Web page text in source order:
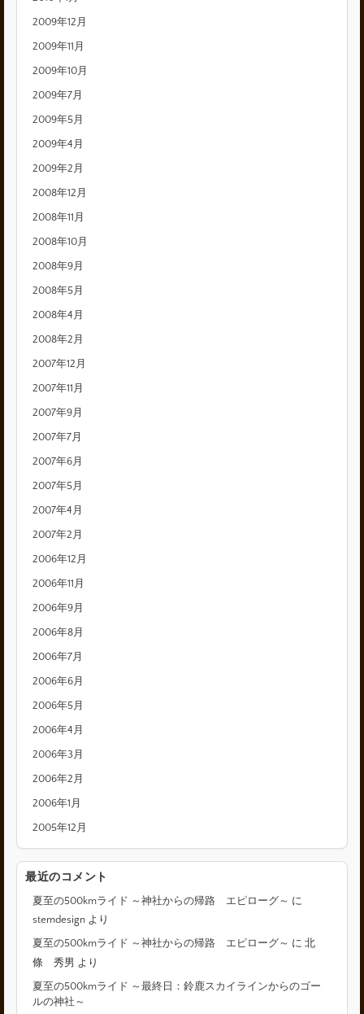
2009年12月
2009年11月
2009年10月
2009年7月
2009年5月
2009年4月
2009年2月
2008年12月
2008年11月
2008年10月
2008年9月
2008年5月
2008年4月
2008年2月
2007年12月
2007年11月
2007年9月
2007年7月
2007年6月
2007年5月
2007年4月
2007年2月
2006年12月
2006年11月
2006年9月
2006年8月
2006年7月
2006年6月
2006年5月
2006年4月
2006年3月
2006年2月
2006年1月
2005年12月
最近のコメント
夏至の500kmライド ～神社からの帰路 エピローグ～ に
stemdesign より
夏至の500kmライド ～神社からの帰路 エピローグ～ に北
條 秀男 より
夏至の500kmライド ～最終日：鈴鹿スカイラインからのゴー
ルの神社～